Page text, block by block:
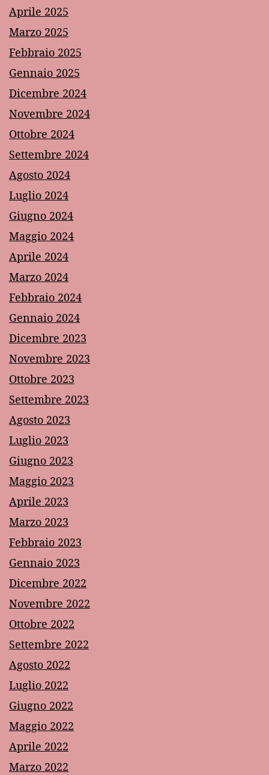
Aprile 2025
Marzo 2025
Febbraio 2025
Gennaio 2025
Dicembre 2024
Novembre 2024
Ottobre 2024
Settembre 2024
Agosto 2024
Luglio 2024
Giugno 2024
Maggio 2024
Aprile 2024
Marzo 2024
Febbraio 2024
Gennaio 2024
Dicembre 2023
Novembre 2023
Ottobre 2023
Settembre 2023
Agosto 2023
Luglio 2023
Giugno 2023
Maggio 2023
Aprile 2023
Marzo 2023
Febbraio 2023
Gennaio 2023
Dicembre 2022
Novembre 2022
Ottobre 2022
Settembre 2022
Agosto 2022
Luglio 2022
Giugno 2022
Maggio 2022
Aprile 2022
Marzo 2022